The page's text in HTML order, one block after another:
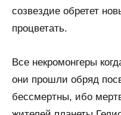
созвездие обретет
процветать.
Все некромонгеры
они прошли обряд
бессмертны, ибо